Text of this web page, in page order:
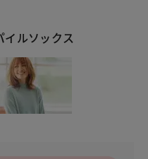
ルソックス